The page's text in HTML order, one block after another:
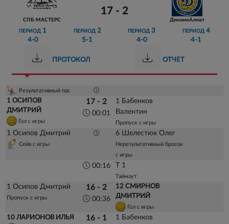
СПБ-МАСТЕРС
17 - 2
ДинамоАлмат
ПЕРИОД 1
4-0
ПЕРИОД 2
5-1
ПЕРИОД 3
4-0
ПЕРИОД 4
4-1
ПРОТОКОЛ ОТЧЕТ
Результативный пас
1 ОСИПОВ
ДМИТРИЙ
Гол с игры
17 - 2
00:01
1 Бабенков
Валентин
Пропуск с игры
1 Осипов Дмитрий
Сейв с игры
6 Шелестюк Олег
Нерезультативный бросок
с игры
00:16 Т 1
Таймаут
1 Осипов Дмитрий
Пропуск с игры
16 - 2
00:36
12 СМИРНОВ
ДМИТРИЙ
Гол с игры
10 ЛАРИОНОВ ИЛЬЯ 16 - 1
1 Бабенков